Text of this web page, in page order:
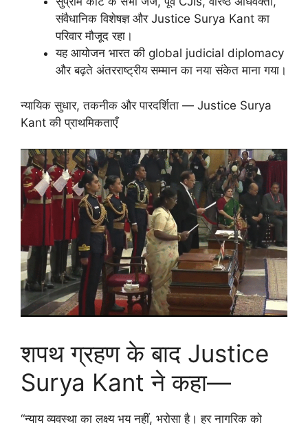
संवैधानिक विशेषज्ञ और Justice Surya Kant का
परिवार मौजूद रहा।
यह आयोजन भारत की global judicial diplomacy
और बढ़ते अंतरराष्ट्रीय सम्मान का नया संकेत माना गया।
न्यायिक सुधार, तकनीक और पारदर्शिता — Justice Surya
Kant की प्राथमिकताएँ
शपथ ग्रहण के बाद Justice
Surya Kant ने कहा—
“न्याय व्यवस्था का लक्ष्य भय नहीं, भरोसा है। हर नागरिक को